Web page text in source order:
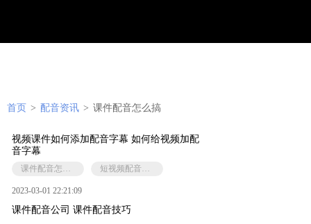
首页 > 配音资讯 > 课件配音怎么搞
视频课件如何添加配音字幕 如何给视频加配
音字幕
课件配音怎么搞 短视频配音怎么弄
2023-03-01 22:21:09
课件配音公司 课件配音技巧